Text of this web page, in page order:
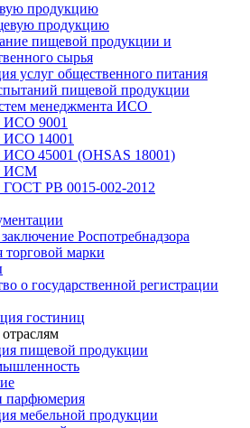
продукцию
продукцию
пищевой продукции и
сырья
услуг общественного питания
пищевой продукции
менеджмента ИСО
ИСО 9001
ИСО 14001
ИСО 45001 (OHSAS 18001)
ИСМ
ГОСТ РВ 0015-002-2012
Роспотребнадзора
торговой марки
о государственной регистрации
гостиниц
пищевой продукции
парфюмерия
мебельной продукции